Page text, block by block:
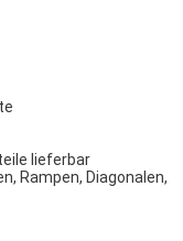
lieferbar
Rampen, Diagonalen,